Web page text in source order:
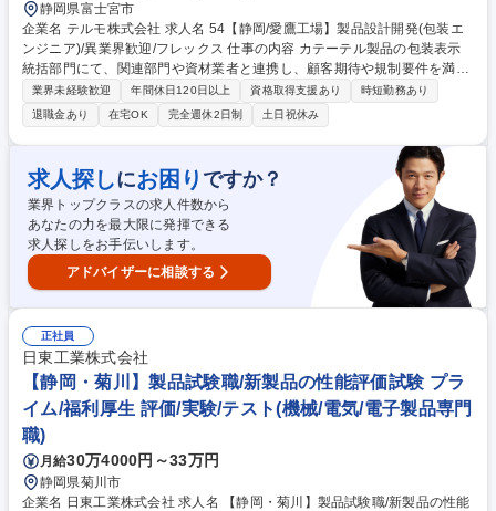
静岡県富士宮市
企業名 テルモ株式会社 求人名 54【静岡/愛鷹工場】製品設計開発(包装エ
ンジニア)/異業界歓迎/フレックス 仕事の内容 カテーテル製品の包装表示
統括部門にて、関連部門や資材業者と連携し、顧客期待や規制要件を満た
す包装資材(1次/2次包装表示)の設計・開発、評価試験、仕様書作成等の一
連の業務をお任せします。 【詳細】●全製品の表示設計・規制要求チェッ
ク ●業務計画の作成、実評価試験の実施 ●薬事・SCM・購買・品質部門と
連携した新規導入/変更管理 ●仕様書・手順書・評価計画書等の作成・改訂
サポート ●品質・技術課題の根本原因特定と改善推進 ●製造現場への包装
技術的観点からの助言・調査 募集職種 54【静岡/愛鷹工場】製品設計開発
(包装エンジニア)/異業界歓迎/フレックス
業界未経験歓迎 年間休日120日以上 資格取得支援あり
時短勤務あり
退職金あり
在宅OK 完全週休2日制 土日祝休み
求人探しにお困り ですか？
業界トップクラスの求人件数から
あなたの力を最大限に発揮できる
求人探しをお手伝いします。
アドバイザーに相談する
正社員
日東工業株式会社
【静岡・菊川】製品試験職/新製品の性能評価試験 プラ
イム/福利厚生 評価/実験/テスト(機械/電気/電子製品専門
職)
月給30万4000円～33万円
静岡県菊川市
企業名 日東工業株式会社 求人名 【静岡・菊川】製品試験職/新製品の性能